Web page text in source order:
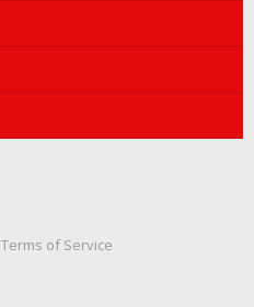
Terms of Service